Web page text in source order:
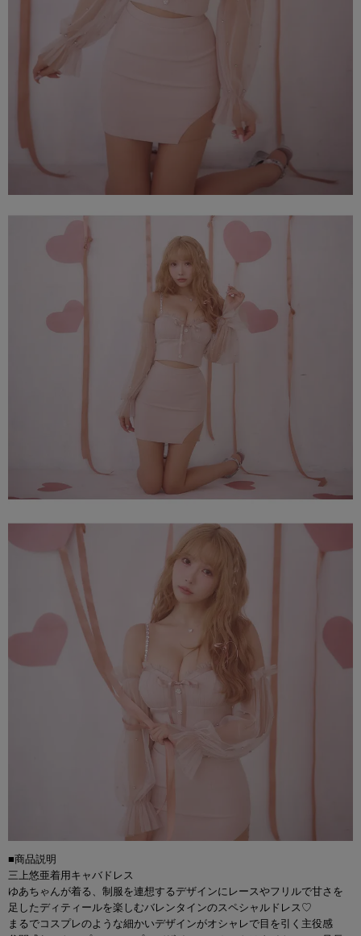
■商品説明
三上悠亜着用キャバドレス
ゆあちゃんが着る、制服を連想するデザインにレースやフリルで甘さを
足したディティールを楽しむバレンタインのスペシャルドレス♡
まるでコスプレのような細かいデザインがオシャレで目を引く主役感